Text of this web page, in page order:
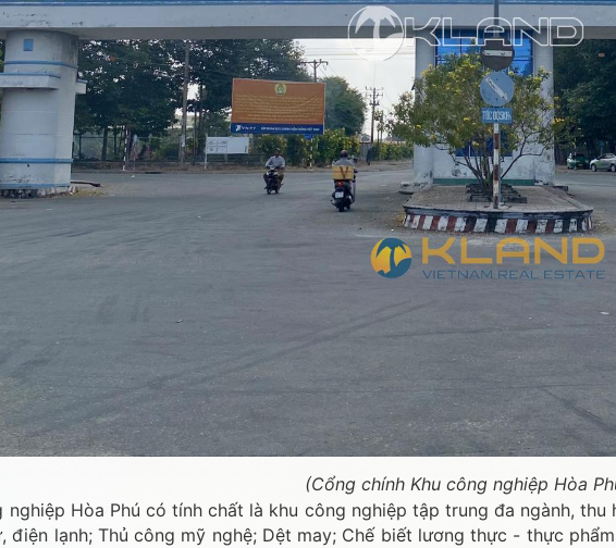
(Cổng chính Khu công nghiệp Hòa
nghiệp Hòa Phú có tính chất là khu công nghiệp tập trung đa ngành,
điện lạnh; Thủ công mỹ nghệ; Dệt may; Chế biết lương thực - thực